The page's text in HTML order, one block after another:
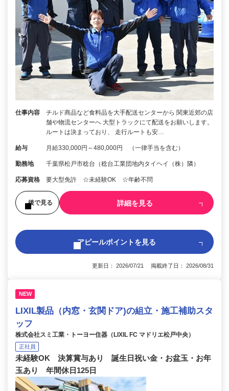
仕事内容
チルド商品など食料品を大手配送センターから 関東近郊の店
舗や物流センターへ 大型トラックにて配送をお願いします。
ルートは決まっており、 走行ルートも安…
給与 月給330,000円～480,000円 （一律手当を含む）
勤務地 千葉県松戸市稔台（稔台工業団地内タイヘイ（株）隣）
応募資格 要大型免許 ☆未経験OK ☆年齢不問
後で見る 詳細を見る
アピールポイントを見る
更新日： 2026/07/21 掲載終了日： 2026/08/31
NEW
LIXIL製品（内窓・玄関ドア)の組立・施工補助スタ
ッフ
株式会社スミ工業・トーヨー住器（LIXIL FC マドリエ松戸中央）
正社員
未経験OK 決算賞与あり 誕生日祝い金・お盆玉・お年
玉あり 年間休日125日